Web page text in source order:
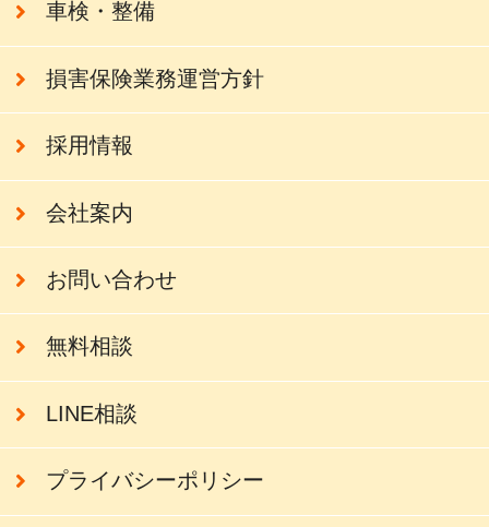
車検・整備
損害保険業務運営方針
採用情報
会社案内
お問い合わせ
無料相談
LINE相談
プライバシーポリシー